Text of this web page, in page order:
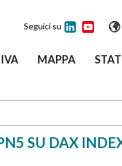
MAPPA
Seguici su
SU DAX